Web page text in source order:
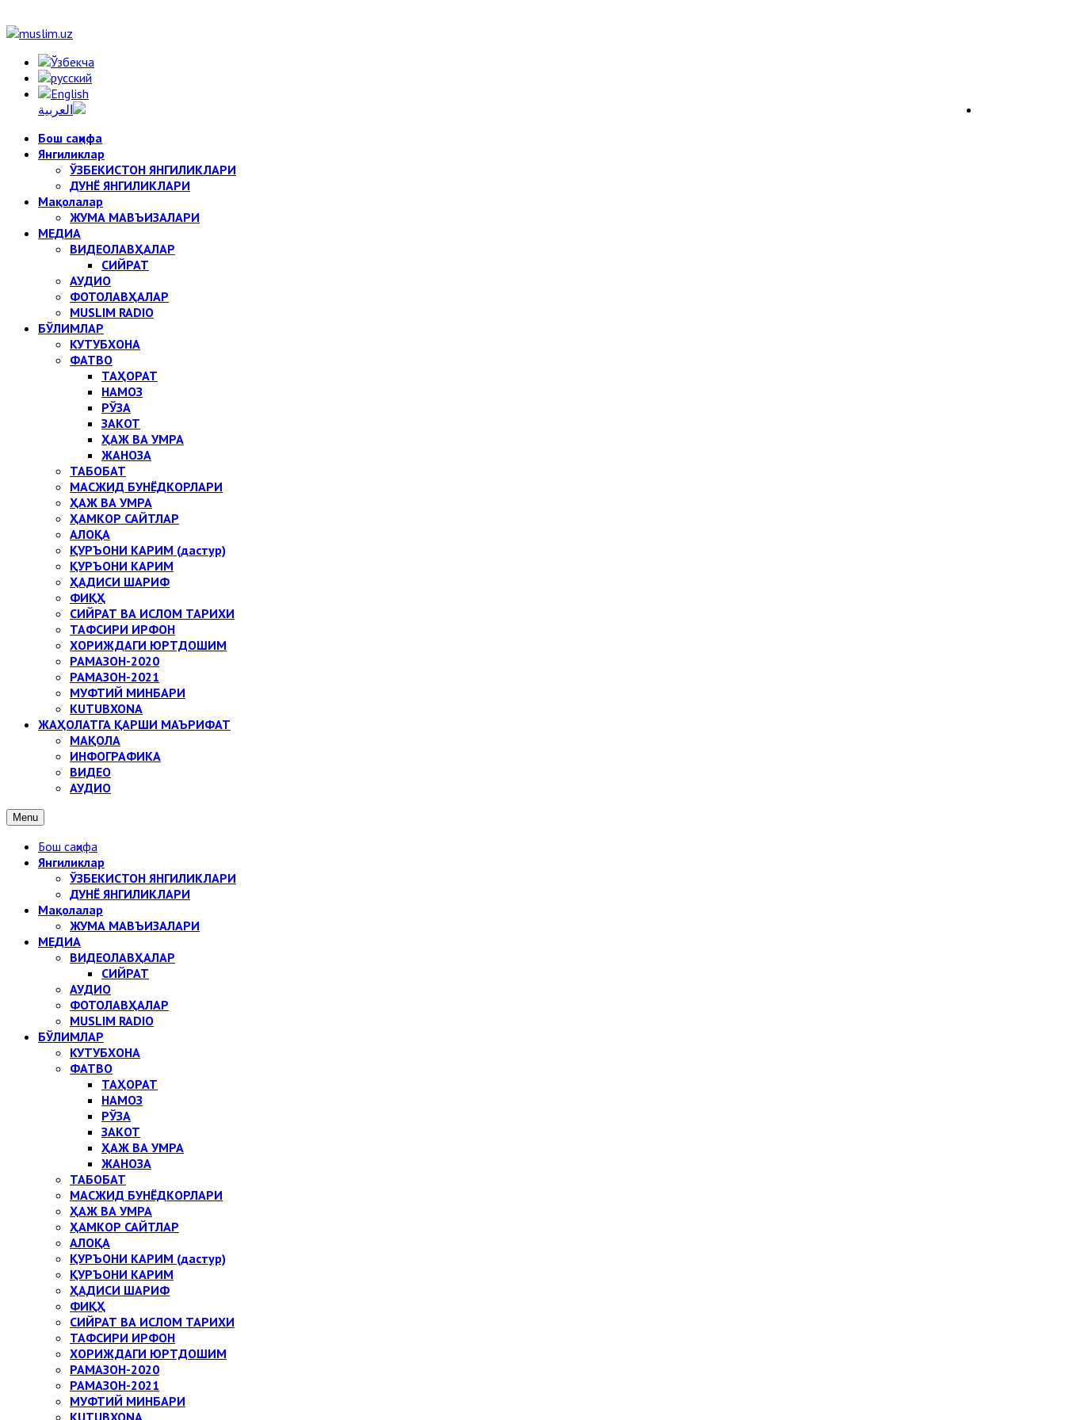
Бош саҳифа
Янгиликлар
ЎЗБЕКИСТОН ЯНГИЛИКЛАРИ
ДУНЁ ЯНГИЛИКЛАРИ
Мақолалар
ЖУМА МАВЪИЗАЛАРИ
МЕДИА
ВИДЕОЛАВҲАЛАР
СИЙРАТ
АУДИО
ФОТОЛАВҲАЛАР
MUSLIM RADIO
БЎЛИМЛАР
КУТУБХОНА
ФАТВО
ТАҲОРАТ
НАМОЗ
РЎЗА
ЗАКОТ
ҲАЖ ВА УМРА
ЖАНОЗА
ТАБОБАТ
МАСЖИД БУНЁДКОРЛАРИ
ҲАЖ ВА УМРА
ҲАМКОР САЙТЛАР
АЛОҚА
ҚУРЪОНИ КАРИМ (дастур)
ҚУРЪОНИ КАРИМ
ҲАДИСИ ШАРИФ
ФИҚҲ
СИЙРАТ ВА ИСЛОМ ТАРИХИ
ТАФСИРИ ИРФОН
ХОРИЖДАГИ ЮРТДОШИМ
РАМАЗОН-2020
РАМАЗОН-2021
МУФТИЙ МИНБАРИ
KUTUBXONA
ЖАҲОЛАТГА ҚАРШИ МАЪРИФАТ
МАҚОЛА
ИНФОГРАФИКА
ВИДЕО
АУДИО
Menu
Бош саҳифа
Янгиликлар
ЎЗБЕКИСТОН ЯНГИЛИКЛАРИ
ДУНЁ ЯНГИЛИКЛАРИ
Мақолалар
ЖУМА МАВЪИЗАЛАРИ
МЕДИА
ВИДЕОЛАВҲАЛАР
СИЙРАТ
АУДИО
ФОТОЛАВҲАЛАР
MUSLIM RADIO
БЎЛИМЛАР
КУТУБХОНА
ФАТВО
ТАҲОРАТ
НАМОЗ
РЎЗА
ЗАКОТ
ҲАЖ ВА УМРА
ЖАНОЗА
ТАБОБАТ
МАСЖИД БУНЁДКОРЛАРИ
ҲАЖ ВА УМРА
ҲАМКОР САЙТЛАР
АЛОҚА
ҚУРЪОНИ КАРИМ (дастур)
ҚУРЪОНИ КАРИМ
ҲАДИСИ ШАРИФ
ФИҚҲ
СИЙРАТ ВА ИСЛОМ ТАРИХИ
ТАФСИРИ ИРФОН
ХОРИЖДАГИ ЮРТДОШИМ
РАМАЗОН-2020
РАМАЗОН-2021
МУФТИЙ МИНБАРИ
KUTUBXONA